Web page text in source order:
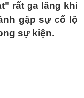
rất ga lăng khi
gặp sự cố lộ
sự kiện.